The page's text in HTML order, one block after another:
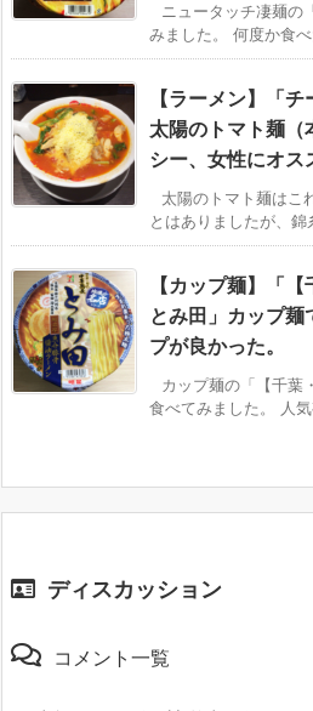
ニュータッチ凄麺の
みました。 何度か食
【ラーメン】「
太陽のトマト麺（
シー、女性にオス
太陽のトマト麺はこ
とはありましたが、
【カップ麺】「
とみ田」カップ
プが良かった。
カップ麺の「【千葉
食べてみました。 人
ディスカッション
コメント一覧